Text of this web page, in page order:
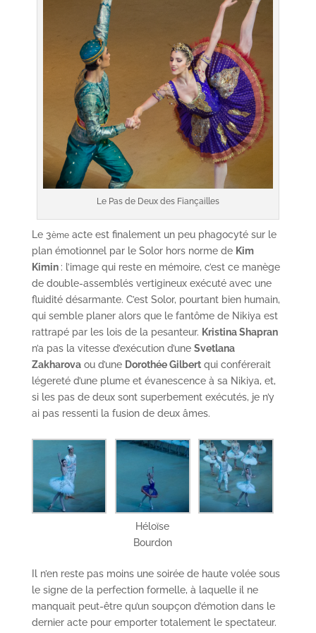
Le Pas de Deux des Fiançailles
Le 3èmeacte est finalement un peu phagocyté sur le
plan émotionnel par le Solor hors norme de Kim
Kimin : l’image qui reste en mémoire, c’est ce manège
de double-assemblés vertigineux exécuté avec une
fluidité désarmante. C’est Solor, pourtant bien humain,
qui semble planer alors que le fantôme de Nikiya est
rattrapé par les lois de la pesanteur. Kristina Shapran
n’a pas la vitesse d’exécution d’une Svetlana
Zakharovaou d’une Dorothée Gilbertqui conférerait
légereté d’une plume et évanescence à sa Nikiya, et,
si les pas de deux sont superbement exécutés, je n’y
ai pas ressenti la fusion de deux âmes.
Héloïse
Bourdon
Il n’en reste pas moins une soirée de haute volée sous
le signe de la perfection formelle, à laquelle il ne
manquait peut-être qu’un soupçon d’émotion dans le
dernier acte pour emporter totalement le spectateur.